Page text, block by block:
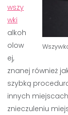
wszy
wki
alkoh
olow
ej,
znanej również
szybką
innych
znieczuleniu